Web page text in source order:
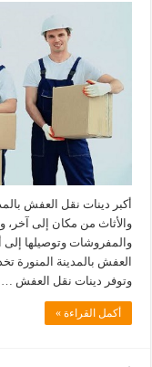
أكبر دينات نقل العفش
والأثاث من مكان إلى
والمفروشات وتوصيلها إلى
العفش بالمدينة المنورة
وتوفر دينات نقل العفش …
أكمل القراءة »